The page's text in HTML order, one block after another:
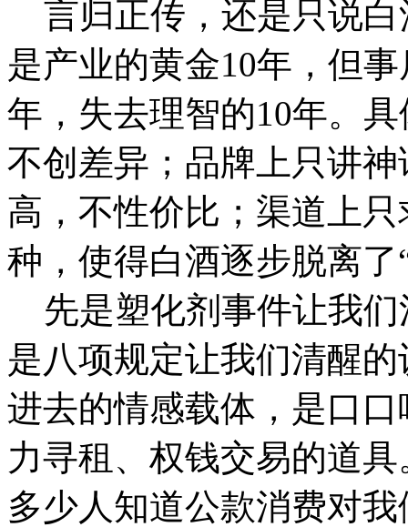
言归正传，还是只说白
是产业的黄金10年，但
年，失去理智的10年。
不创差异；品牌上只讲
高，不性价比；渠道上
种，使得白酒逐步脱离了
先是塑化剂事件让我们
是八项规定让我们清醒
进去的情感载体，是口
力寻租、权钱交易的道
多少人知道公款消费对